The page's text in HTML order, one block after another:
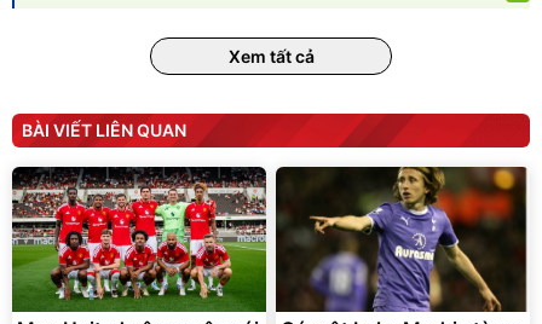
Unmute
Vali Bamozo Khung Nhôm
9066 Size 20/24/28 Cao
Flash Sale
Lót ghế ôtô, nâng lưng
chống nóng giúp thoải mái
trong di chuyển
Xem tất cả
BÀI VIẾT LIÊN QUAN